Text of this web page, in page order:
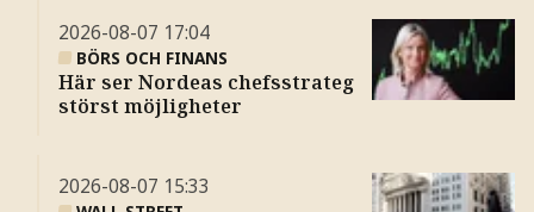
2026-08-07 17:04
BÖRS OCH FINANS
Här ser Nordeas chefsstrateg
störst möjligheter
2026-08-07 15:33